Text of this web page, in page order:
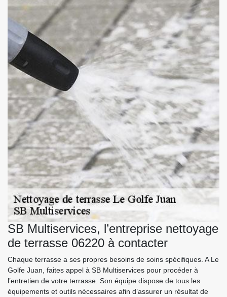
SB Multiservices, l’entreprise nettoyage
de terrasse 06220 à contacter
Chaque terrasse a ses propres besoins de soins spécifiques. A Le
Golfe Juan, faites appel à SB Multiservices pour procéder à
l’entretien de votre terrasse. Son équipe dispose de tous les
équipements et outils nécessaires afin d’assurer un résultat de